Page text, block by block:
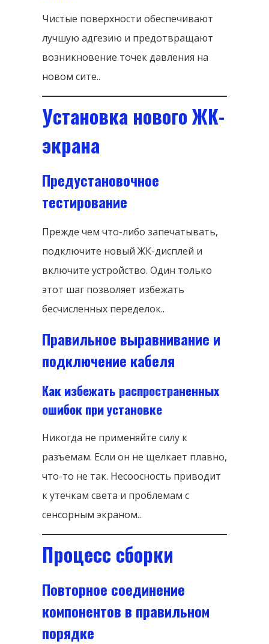
Чистые поверхности обеспечивают
лучшую адгезию и предотвращают
возникновение точек давления на
новом сите..
Установка нового ЖК-
экрана
Предустановочное
тестирование
Прежде чем что-либо запечатывать,
подключите новый ЖК-дисплей и
включите устройство. Один только
этот шаг позволяет избежать
бесчисленных переделок..
Правильное выравнивание и
подключение кабеля
Как избежать распространенных
ошибок при установке
Никогда не применяйте силу к
разъемам. Если он не щелкает плавно,
что-то не так. Несоосность приводит
к утечкам света и проблемам с
сенсорным экраном..
Процесс сборки
Повторное соединение
компонентов в правильном
порядке